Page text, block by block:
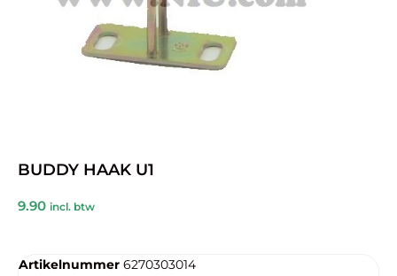
BUDDY HAAK U1
9.90 incl. btw
Artikelnummer 6270303014